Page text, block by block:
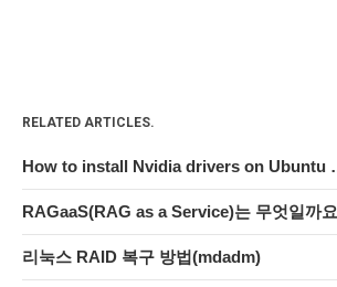
RELATED ARTICLES.
How to
RAGaaS(RAG as a Service)는 무엇일까
리눅스 RAID 복구 방법(mdadm)